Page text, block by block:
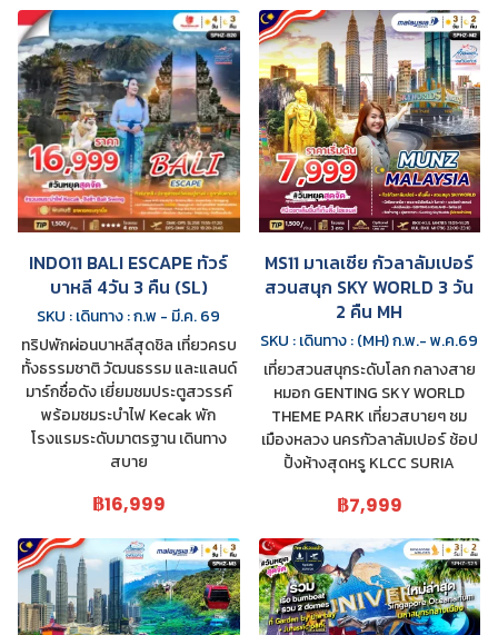
INDO11 BALI ESCAPE ทัวร์
บาหลี 4วัน 3 คืน (SL)
SKU : เดินทาง : ก.พ - มี.ค. 69
ทริปพักผ่อนบาหลีสุดชิล เที่ยวครบ
ทั้งธรรมชาติ วัฒนธรรม และแลนด์
มาร์กชื่อดัง เยี่ยมชมประตูสวรรค์
พร้อมชมระบำไฟ Kecak พัก
โรงแรมระดับมาตรฐาน เดินทาง
สบาย
฿16,999
MS11 มาเลเซีย กัวลาลัมเปอร์
สวนสนุก SKY WORLD 3 วัน
2 คืน MH
SKU : เดินทาง : (MH) ก.พ.- พ.ค.69
เที่ยวสวนสนุกระดับโลก กลางสาย
หมอก GENTING SKY WORLD
THEME PARK เที่ยวสบายๆ ชม
เมืองหลวง นครกัวลาลัมเปอร์ ช้อป
ปิ้งห้างสุดหรู KLCC SURIA
฿7,999